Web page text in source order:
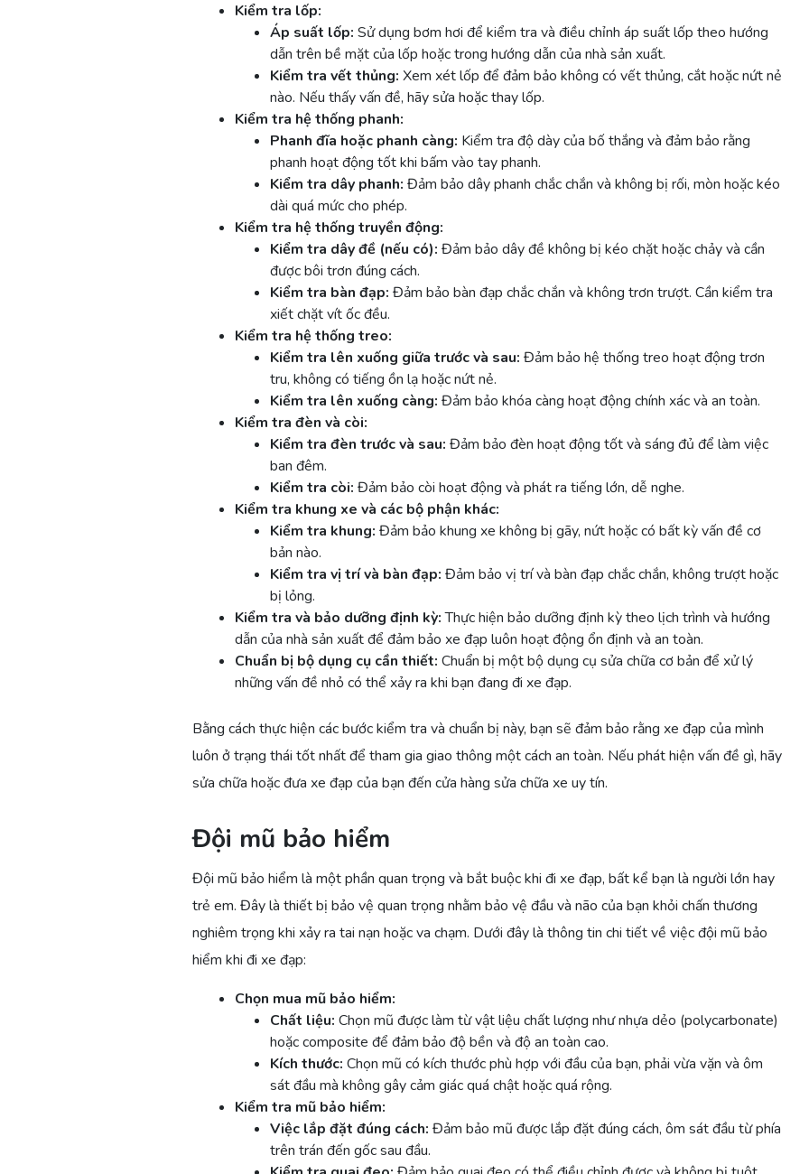
Kiểm tra lốp:
Áp suất lốp: Sử dụng bơm hơi để kiểm tra và điều chỉnh áp suất lốp theo hướng
dẫn trên bề mặt của lốp hoặc trong hướng dẫn của nhà sản xuất.
Kiểm tra vết thủng: Xem xét lốp để đảm bảo không có vết thủng, cắt hoặc nứt nẻ
nào. Nếu thấy vấn đề, hãy sửa hoặc thay lốp.
Kiểm tra hệ thống phanh:
Phanh đĩa hoặc phanh càng: Kiểm tra độ dày của bố thắng và đảm bảo rằng
phanh hoạt động tốt khi bấm vào tay phanh.
Kiểm tra dây phanh: Đảm bảo dây phanh chắc chắn và không bị rối, mòn hoặc kéo
dài quá mức cho phép.
Kiểm tra hệ thống truyền động:
Kiểm tra dây đề (nếu có): Đảm bảo dây đề không bị kéo chặt hoặc chảy và cần
được bôi trơn đúng cách.
Kiểm tra bàn đạp: Đảm bảo bàn đạp chắc chắn và không trơn trượt. Cần kiểm tra
xiết chặt vít ốc đều.
Kiểm tra hệ thống treo:
Kiểm tra lên xuống giữa trước và sau: Đảm bảo hệ thống treo hoạt động trơn
tru, không có tiếng ồn lạ hoặc nứt nẻ.
Kiểm tra lên xuống càng: Đảm bảo khóa càng hoạt động chính xác và an toàn.
Kiểm tra đèn và còi:
Kiểm tra đèn trước và sau: Đảm bảo đèn hoạt động tốt và sáng đủ để làm việc
ban đêm.
Kiểm tra còi: Đảm bảo còi hoạt động và phát ra tiếng lớn, dễ nghe.
Kiểm tra khung xe và các bộ phận khác:
Kiểm tra khung: Đảm bảo khung xe không bị gãy, nứt hoặc có bất kỳ vấn đề cơ
bản nào.
Kiểm tra vị trí và bàn đạp: Đảm bảo vị trí và bàn đạp chắc chắn, không trượt hoặc
bị lỏng.
Kiểm tra và bảo dưỡng định kỳ:Thực hiện bảo dưỡng định kỳ theo lịch trình và hướng
dẫn của nhà sản xuất để đảm bảo xe đạp luôn hoạt động ổn định và an toàn.
Chuẩn bị bộ dụng cụ cần thiết: Chuẩn bị một bộ dụng cụ sửa chữa cơ bản để xử lý
những vấn đề nhỏ có thể xảy ra khi bạn đang đi xe đạp.
Bằng cách thực hiện các bước kiểm tra và chuẩn bị này, bạn sẽ đảm bảo rằng xe đạp của mình
luôn ở trạng thái tốt nhất để tham gia giao thông một cách an toàn. Nếu phát hiện vấn đề gì, hãy
sửa chữa hoặc đưa xe đạp của bạn đến cửa hàng sửa chữa xe uy tín.
Đội mũ bảo hiểm
Đội mũ bảo hiểm là một phần quan trọng và bắt buộc khi đi xe đạp, bất kể bạn là người lớn hay
trẻ em. Đây là thiết bị bảo vệ quan trọng nhằm bảo vệ đầu và não của bạn khỏi chấn thương
nghiêm trọng khi xảy ra tai nạn hoặc va chạm. Dưới đây là thông tin chi tiết về việc đội mũ bảo
hiểm khi đi xe đạp:
Chọn mua mũ bảo hiểm:
Chất liệu: Chọn mũ được làm từ vật liệu chất lượng như nhựa dẻo (polycarbonate)
hoặc composite để đảm bảo độ bền và độ an toàn cao.
Kích thước: Chọn mũ có kích thước phù hợp với đầu của bạn, phải vừa vặn và ôm
sát đầu mà không gây cảm giác quá chật hoặc quá rộng.
Kiểm tra mũ bảo hiểm:
Việc lắp đặt đúng cách: Đảm bảo mũ được lắp đặt đúng cách, ôm sát đầu từ phía
trên trán đến gốc sau đầu.